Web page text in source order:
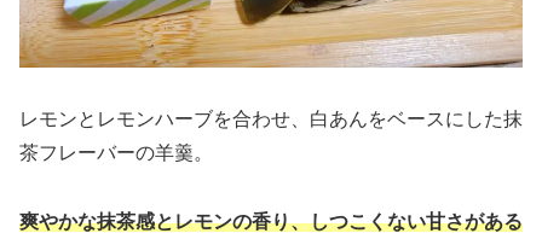
レモンとレモンハーブを合わせ、白あんをベースにした抹
茶フレーバーの羊羹。
爽やかな抹茶感とレモンの香り、しつこくない甘さがある